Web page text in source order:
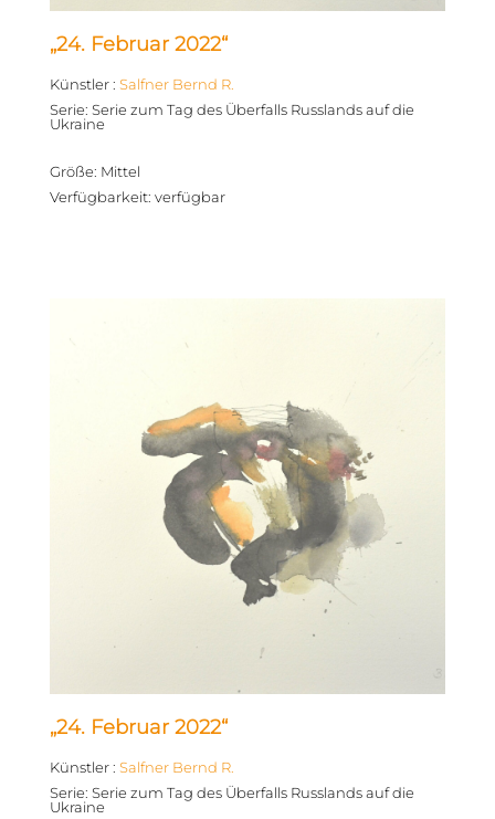
„24. Februar 2022“
Künstler: Salfner Bernd R.
Serie: Serie zum Tag des Überfalls Russlands auf die
Ukraine
Größe: Mittel
Verfügbarkeit: verfügbar
„24. Februar 2022“
Künstler: Salfner Bernd R.
Serie: Serie zum Tag des Überfalls Russlands auf die
Ukraine